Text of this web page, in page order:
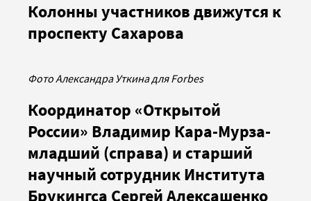
Колонны участников движутся к
проспекту Сахарова
Фото Александра Уткина для Forbes
Координатор «Открытой
России» Владимир Кара-Мурза-
младший (справа) и старший
научный сотрудник Института
Брукингса Сергей Алексашенко